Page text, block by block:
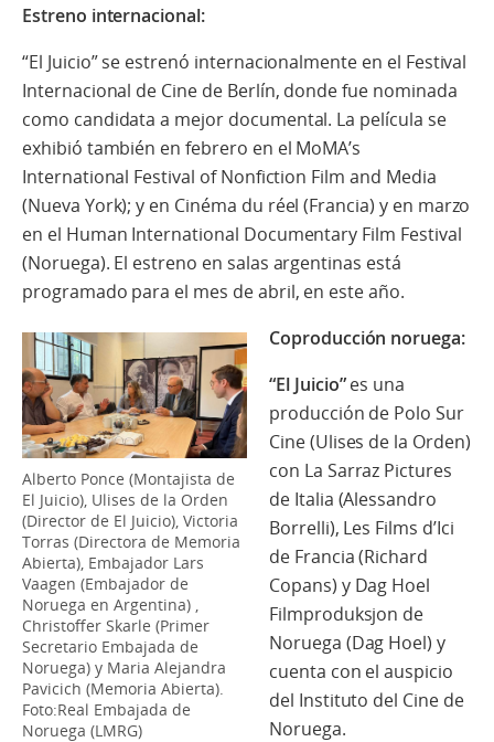
Estreno internacional:
“El Juicio” se estrenó internacionalmente en el Festival
Internacional de Cine de Berlín, donde fue nominada
como candidata a mejor documental. La película se
exhibió también en febrero en el MoMA’s
International Festival of Nonfiction Film and Media
(Nueva York); y en Cinéma du réel (Francia) y en marzo
en el Human International Documentary Film Festival
(Noruega). El estreno en salas argentinas está
programado para el mes de abril, en este año.
Alberto Ponce (Montajista de
El Juicio), Ulises de la Orden
(Director de El Juicio), Victoria
Torras (Directora de Memoria
Abierta), Embajador Lars
Vaagen (Embajador de
Noruega en Argentina) ,
Christoffer Skarle (Primer
Secretario Embajada de
Noruega) y Maria Alejandra
Pavicich (Memoria Abierta).
Foto:Real Embajada de
Noruega (LMRG)
Coproducción noruega:
“El Juicio”es una
producción de Polo Sur
Cine (Ulises de la Orden)
con La Sarraz Pictures
de Italia (Alessandro
Borrelli), Les Films d’Ici
de Francia (Richard
Copans) y Dag Hoel
Filmproduksjon de
Noruega (Dag Hoel) y
cuenta con el auspicio
del Instituto del Cine de
Noruega.